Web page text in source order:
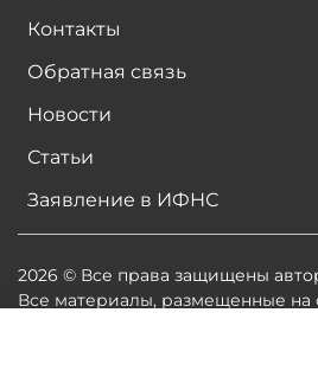
Контакты
Обратная связь
Новости
Статьи
Заявление в ИФНС
2026 © Все права защищены
Все материалы, размещенные на